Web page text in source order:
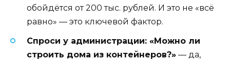
обойдётся от 200 тыс. рублей. И это не «всё
равно» — это ключевой фактор.
Спроси у администрации: «Можно ли
строить дома из контейнеров?» — да,